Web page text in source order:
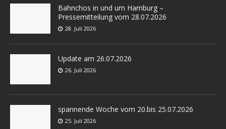
Bahnchos in und um Hamburg –
Pressemitteilung vom 28.07.2026
28. Juli 2026
Update am 26.07.2026
26. Juli 2026
spannende Woche vom 20.bis 25.07.2026
25. Juli 2026